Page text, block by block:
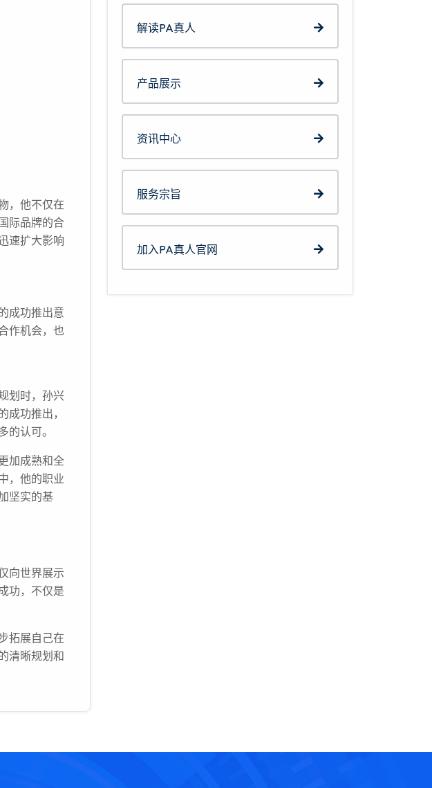
，他不仅在
际品牌的合
速扩大影响
成功推出意
作机会，也
划时，孙兴
功推出，
认可。
加成熟和全
，他的职业
坚实的基
向世界展示
功，不仅是
拓展自己在
清晰规划和
解读PA真人
产品展示
资讯中心
服务宗旨
加入PA真人官网